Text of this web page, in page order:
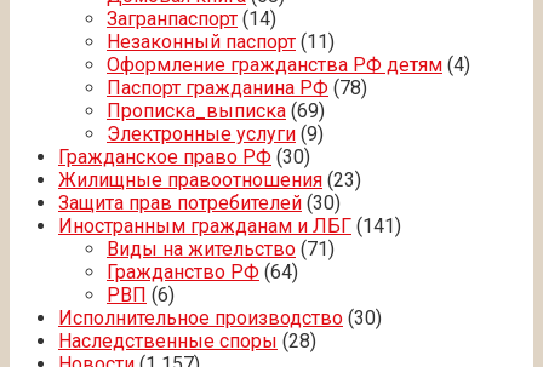
Загранпаспорт (14)
Незаконный паспорт (11)
Оформление гражданства РФ детям (4)
Паспорт гражданина РФ (78)
Прописка_выписка (69)
Электронные услуги (9)
Гражданское право РФ (30)
Жилищные правоотношения (23)
Защита прав потребителей (30)
Иностранным гражданам и ЛБГ (141)
Виды на жительство (71)
Гражданство РФ (64)
РВП (6)
Исполнительное производство (30)
Наследственные споры (28)